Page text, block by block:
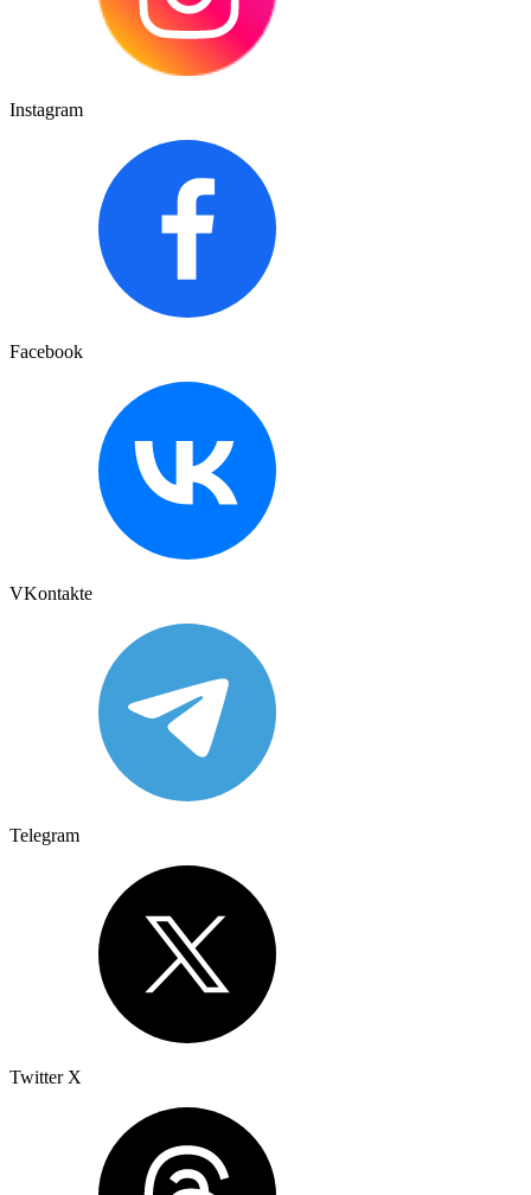
Instagram
Facebook
VKontakte
Telegram
Twitter X